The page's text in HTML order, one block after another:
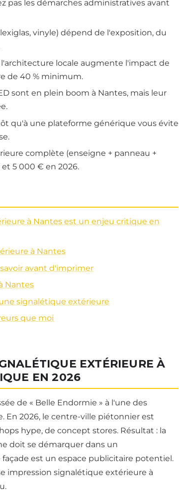
pas les démarches administratives avant
vinyle) dépend de l'exposition, du
locale augmente l'impact de
de 40 % minimum.
sont en plein boom à Nantes, mais leur
qu'à une plateforme générique vous évite
complète (enseigne + panneau +
5 000 € en 2026.
à Nantes est un enjeu critique en
à Nantes
avant d'imprimer
Nantes
signalétique extérieure
que moi
EXTÉRIEURE À
EN 2026
de « Belle Endormie » à l'une des
En 2026, le centre-ville piétonnier est
hype, de concept stores. Résultat : la
doit se démarquer dans un
est un espace publicitaire potentiel.
impression signalétique extérieure à